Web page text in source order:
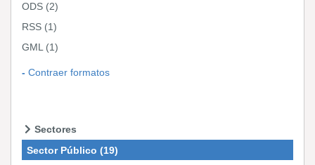
ODS (2)
RSS (1)
GML (1)
Contraer formatos
Sectores
Sector Público (19)